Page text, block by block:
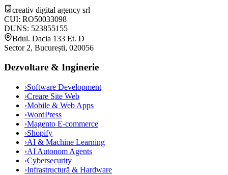
creativ digital agency srl
CUI: RO50033098
DUNS: 523855155
Bdul. Dacia 133 Et. D
Sector 2, București, 020056
Dezvoltare & Inginerie
›Software Development
›Creare Site Web
›Mobile & Web Apps
›WordPress
›Magento E-commerce
›Shopify
›AI & Machine Learning
›AI Autonom Agents
›Cybersecurity
›Infrastructură & Hardware